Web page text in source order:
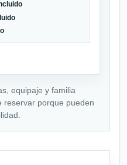
equipaje y familia
reservar porque pueden